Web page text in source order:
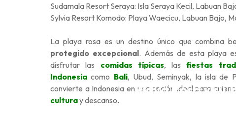
Playa Rosa y su
Sudamala Resort Seraya: Isla Seraya Kecil, Labuan
Sylvia Resort Komodo: Playa Waecicu, Labuan Bajo,
La playa rosa es un destino único que combina
protegido excepcional. Además de esta playa
disfrutar las comidas típicas, lasfiestas
Indonesia como Bali, Ubud, Seminyak, la isla de
convierte a Indonesia en una opción ideal para
culturay descanso.